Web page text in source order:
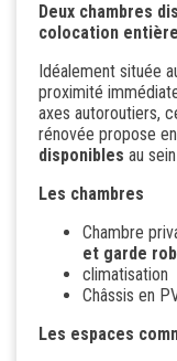
Deux chambres
colocation
Idéalement située
proximité
axes autoroutiers,
rénovée propose
disponibles au
Les chambres
Chambre
et garde
climatisation
Châssis en
Les espaces